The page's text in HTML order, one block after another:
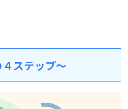
ステップ～